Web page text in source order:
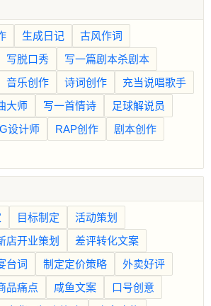
生成日记
古风作词
写脱口秀
写一篇剧本杀剧本
音乐创作 诗词创作
充当说唱歌手
大师 写一首情诗
足球解说员
设计师 RAP创作
剧本创作
目标制定
活动策划
店开业策划
差评转化文案
台词 制定定价策略
外卖好评
品痛点 咸鱼文案
口号创意